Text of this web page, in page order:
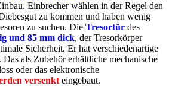
Einbrecher wählen in der Regel den
zu kommen und haben wenig
zu suchen. Die Tresortür des
und 85 mm dick, der Tresorkörper
Sicherheit. Er hat verschiedenartige
als Zubehör erhältliche mechanische
oder das elektronische
versenkt eingebaut.